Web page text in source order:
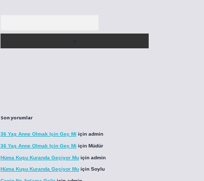
Son yorumlar
36 Yaş Anne Olmak Için Geç Mi için admin
36 Yaş Anne Olmak Için Geç Mi için Müdür
Hüma Kuşu Kuranda Geçiyor Muiçin admin
Hüma Kuşu Kuranda Geçiyor Muiçin Soylu